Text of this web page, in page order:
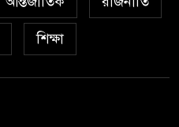
শিক্ষা